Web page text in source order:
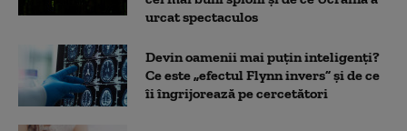
urcat spectaculos
Devin oamenii mai puțin inteligenți?
Ce este „efectul Flynn invers” și de ce
îi îngrijorează pe cercetători